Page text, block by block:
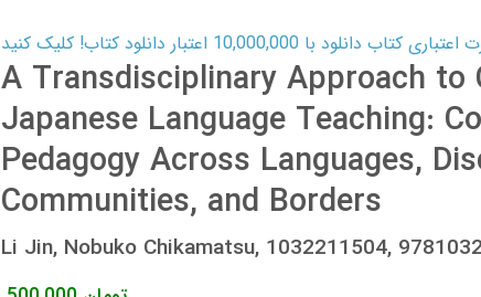
کتاب دانلود با 10,000,000 اعتبار دانلود کتاب! کلیک کنید
A Transdisciplinary Approach to
Japanese Language Teaching:
Pedagogy Across Languages,
Communities, and Borders
Li Jin, Nobuko Chikamatsu, 1032211504,